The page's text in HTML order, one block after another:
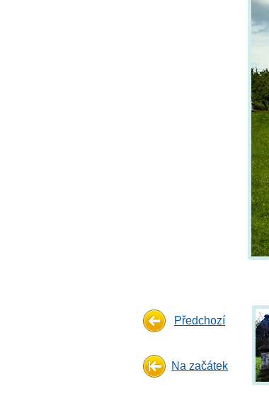
Předchozí
Na začátek